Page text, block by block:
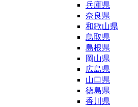
兵庫県
奈良県
和歌山県
鳥取県
島根県
岡山県
広島県
山口県
徳島県
香川県